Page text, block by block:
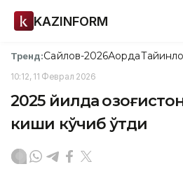
KAZINFORM
Тренд:Сайлов-2026Ақорда
10:12, 11 Феврал 2026
2025 йилда
киши кўчиб ўтди